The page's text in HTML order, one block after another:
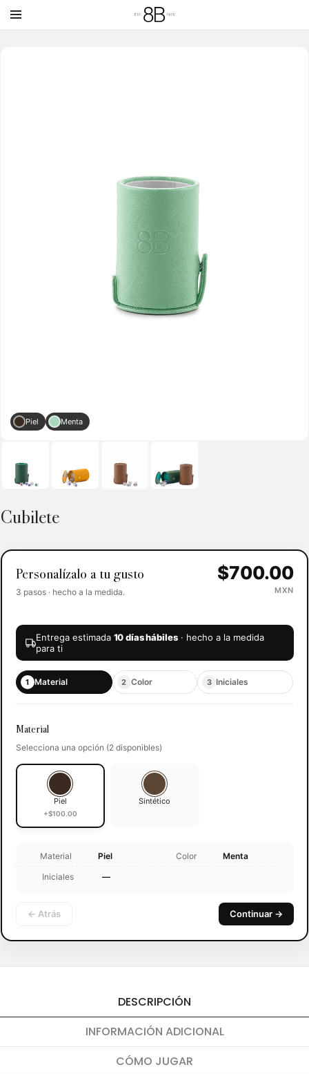
Piel Menta
Cubilete
Personalízalo a tu gusto
3 pasos · hecho a la medida.
$700.00
MXN
Entrega estimada 10 días hábiles· hecho a la medida
para ti
1 Material 2 Color 3 Iniciales
Material
Selecciona una opción (2 disponibles)
Piel
+$100.00
Sintético
Material Piel Color
Menta
Iniciales
—
← Atrás Continuar →
DESCRIPCIÓN
INFORMACIÓN ADICIONAL
CÓMO JUGAR